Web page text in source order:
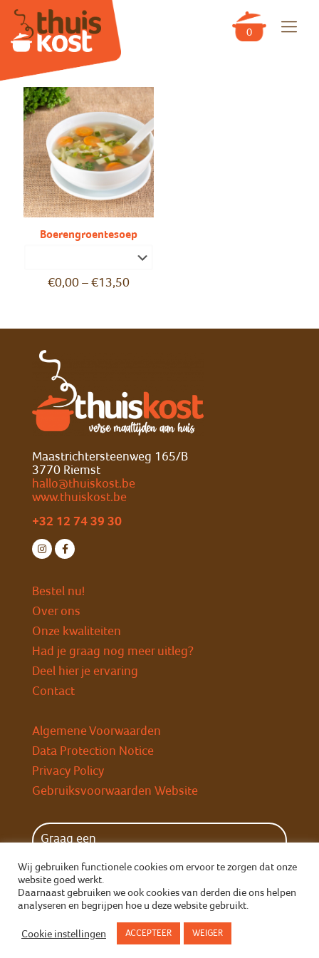
0
Boerengroentesoep
€0,00 –€13,50
Maastrichtersteenweg 165/B
3770 Riemst
hallo@thuiskost.be
www.thuiskost.be
+32 12 74 39 30
Bestel nu!
Over ons
Onze kwaliteiten
Had je graag nog meer uitleg?
Deel hier je ervaring
Contact
Algemene Voorwaarden
Data Protection Notice
Privacy Policy
Gebruiksvoorwaarden Website
Graag een
Wij gebruiken functionele cookies om ervoor te zorgen dat onze
website goed werkt.
Daarnaast gebruiken we ook cookies van derden die ons helpen
analyseren en begrijpen hoe u deze website gebruikt.
Cookie instellingen ACCEPTEER WEIGER